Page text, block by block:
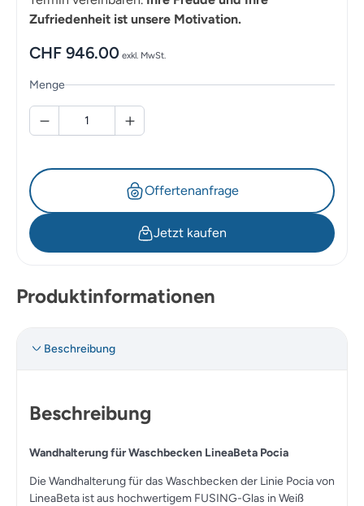
Zufriedenheit ist unsere Motivation.
CHF 946.00 exkl. MwSt.
Menge
Offertenanfrage
Jetzt kaufen
Produktinformationen
Beschreibung
Beschreibung
Wandhalterung für Waschbecken LineaBeta Pocia
Die Wandhalterung für das Waschbecken der Linie Pocia von
LineaBeta ist aus hochwertigem FUSING-Glas in Weiß